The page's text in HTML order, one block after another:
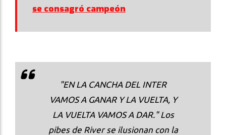
se consagró campeón
"EN LA CANCHA DEL INTER
VAMOS A GANAR Y LA VUELTA, Y
LA VUELTA VAMOS A DAR." Los
pibes de River se ilusionan con la